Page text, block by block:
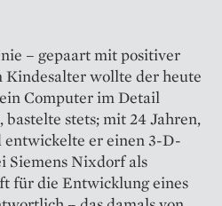
– gepaart mit positiver
wollte der heute
Computer im Detail
stets; mit 24 Jahren,
entwickelte er einen 3-D-
Siemens Nixdorf als
für die Entwicklung eines